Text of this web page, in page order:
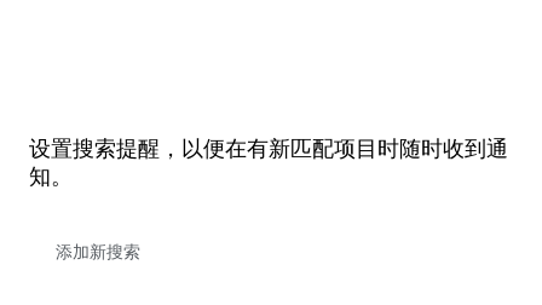
设置搜索提醒，以便在有新匹配项目时随时收到通
知。